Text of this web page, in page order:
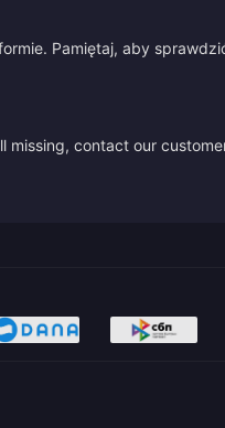
Pamiętaj, aby
missing, contact our